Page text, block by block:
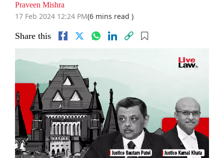
Praveen Mishra
17 Feb 2024 12:24 PM(6 mins read )
Share this